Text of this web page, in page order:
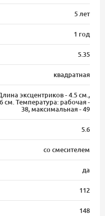
5 лет
1 год
5.35
квадратная
эксцентриков - 4.5 см.,
см. Температура: рабочая -
38, максимальная - 49
5.6
со смесителем
да
112
148